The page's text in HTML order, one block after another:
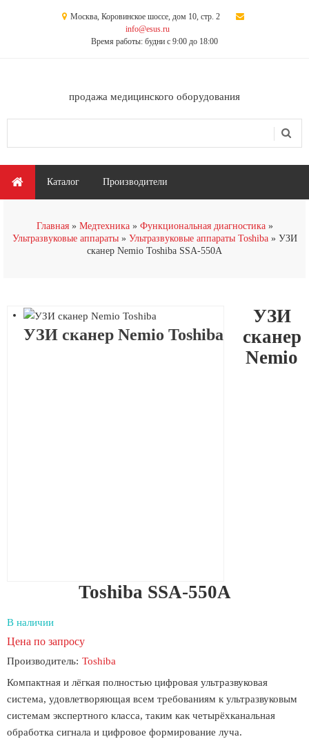
Москва, Коровинское шоссе, дом 10, стр. 2
info@esus.ru
Время работы: будни с 9:00 до 18:00
продажа медицинского оборудования
Главное меню
Каталог Производители
Главная Медтехника
Функциональная диагностика
Ультразвуковые аппараты
Ультразвуковые аппараты Toshiba
УЗИ
сканер Nemio Toshiba SSA-550A
УЗИ сканер Nemio Toshiba
УЗИ
сканер
Nemio
Toshiba SSA-550A
В наличии
Цена по запросу
Производитель: Toshiba
Компактная и лёгкая полностью цифровая ультразвуковая
система, удовлетворяющая всем требованиям к ультразвуковым
системам экспертного класса, таким как четырёхканальная
обработка сигнала и цифровое формирование луча.